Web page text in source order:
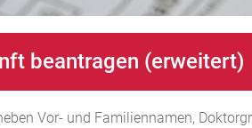
beantragen (erweitert)
Vor- und Familiennamen,